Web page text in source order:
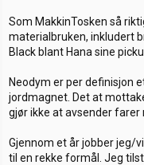
Som MakkinTosken så
materialbruken, inkludert
Black blant Hana sine
Neodym er per definisjon
jordmagnet. Det at
gjør ikke at avsender farer
Gjennom et år jobber jeg/
til en rekke formål. Jeg